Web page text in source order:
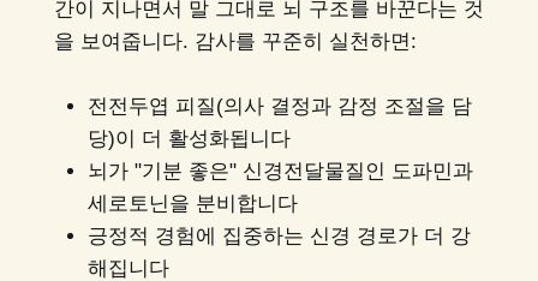
간이 지나면서 말 그대로 뇌 구조를 바꾼다는 것
을 보여줍니다. 감사를 꾸준히 실천하면:
전전두엽 피질(의사 결정과 감정 조절을 담
당)이 더 활성화됩니다
뇌가 "기분 좋은" 신경전달물질인 도파민과
세로토닌을 분비합니다
긍정적 경험에 집중하는 신경 경로가 더 강
해집니다